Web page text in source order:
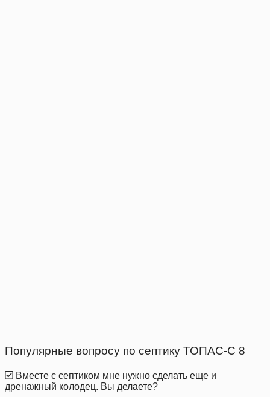
Популярные вопросу по септику ТОПАС-С 8
Вместе с септиком мне нужно сделать еще и
дренажный колодец. Вы делаете?